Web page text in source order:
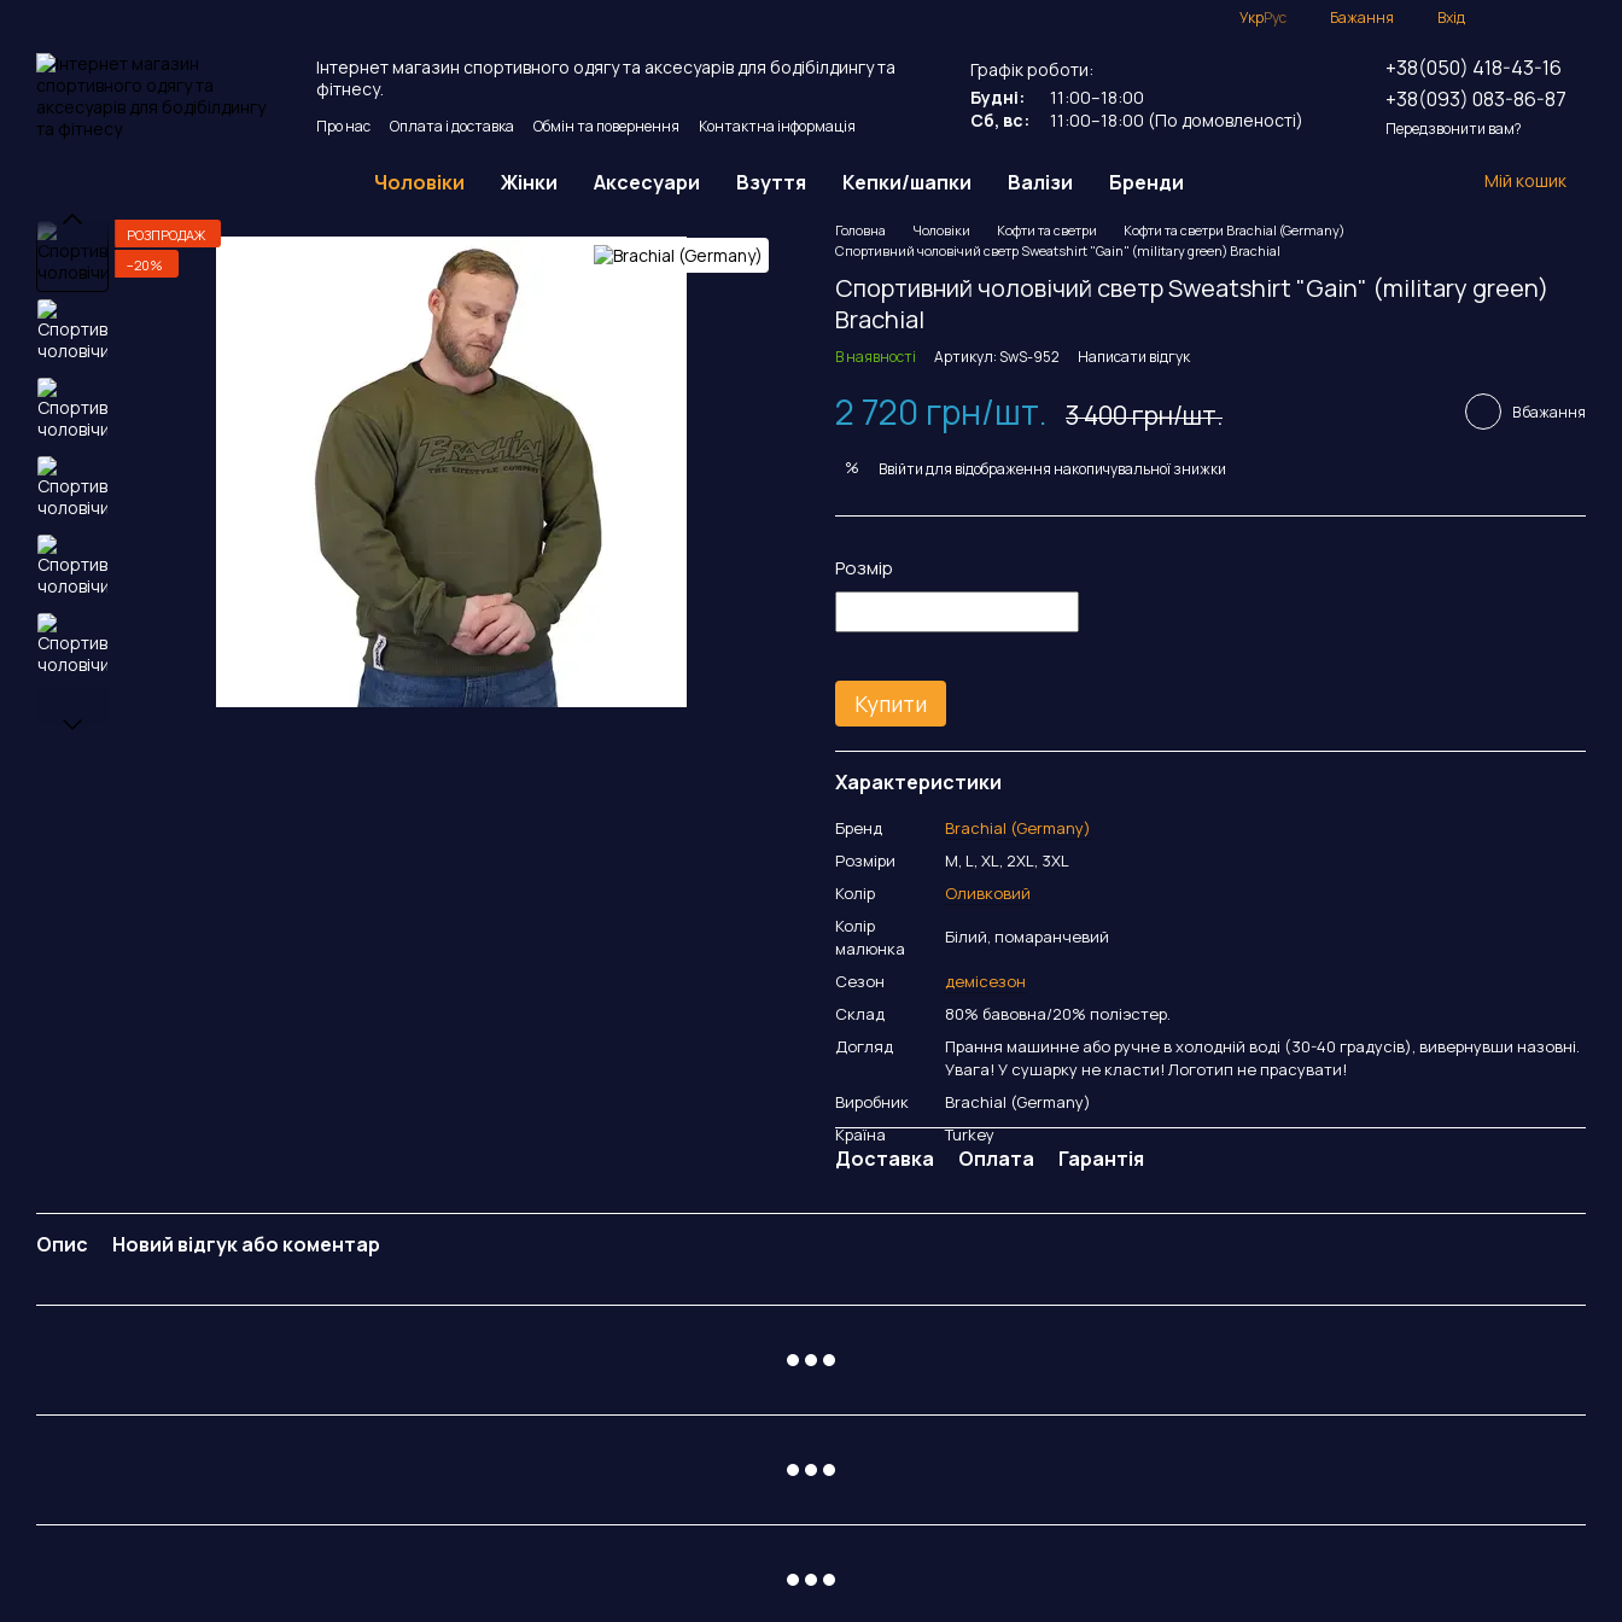
УкрРус Бажання Вхід
Інтернет магазин спортивного одягу та аксесуарів для бодібілдингу та
фітнесу.
Про нас Оплата і доставка Обмін та повернення
Контактна інформація
Графік роботи:
Будні:
11:00–18:00
Сб, вс:
11:00–18:00 (По домовленості)
+38(050) 418-43-16
+38(093) 083-86-87
Передзвонити вам?
Чоловіки Жінки Аксесуари Взуття Кепки/шапки Валізи Бренди Мій кошик
РОЗПРОДАЖ
−20%
Головна Чоловіки Кофти та светри
Кофти та светри Brachial (Germany)
Спортивний чоловічий светр Sweatshirt "Gain" (military green) Brachial
Спортивний чоловічий светр Sweatshirt "Gain" (military green)
Brachial
В наявності Артикул: SwS-952 Написати відгук
2 720 грн/шт. 3 400 грн/шт. В бажання
% Ввійтидля відображення накопичувальної знижки
Розмір
Купити
Характеристики
Бренд
Brachial (Germany)
Розміри
M, L, XL, 2XL, 3XL
Колір
Оливковий
Колір
малюнка
Білий, помаранчевий
Сезон
демісезон
Склад
80% бавовна/20% поліэстер.
Догляд
Прання машинне або ручне в холодній воді (30-40 градусів), вивернувши назовні.
Увага! У сушарку не класти! Логотип не прасувати!
Виробник
Brachial (Germany)
Країна
Turkey
Доставка Оплата Гарантія
Опис Новий відгук або коментар